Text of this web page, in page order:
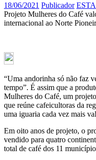
18/06/2021 Publicador
Projeto Mulheres do Café
internacional ao Norte
“Uma andorinha só não faz
tempo”. É assim que a
Mulheres do Café, um
que reúne cafeicultoras da
uma iguaria cada vez mais
Em oito anos de projeto, o
vendido para quatro
total de café dos 11